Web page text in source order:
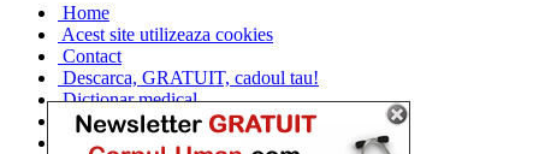
Home
Acest site utilizeaza cookies
Contact
Descarca, GRATUIT, cadoul tau!
Dictionar medical
Dr. Cristina IANUC
Linkuri utile